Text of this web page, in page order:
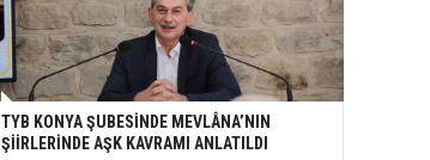
TYB KONYA ŞUBESİNDE MEVLÂNA’NIN
ŞİİRLERİNDE AŞK KAVRAMI ANLATILDI